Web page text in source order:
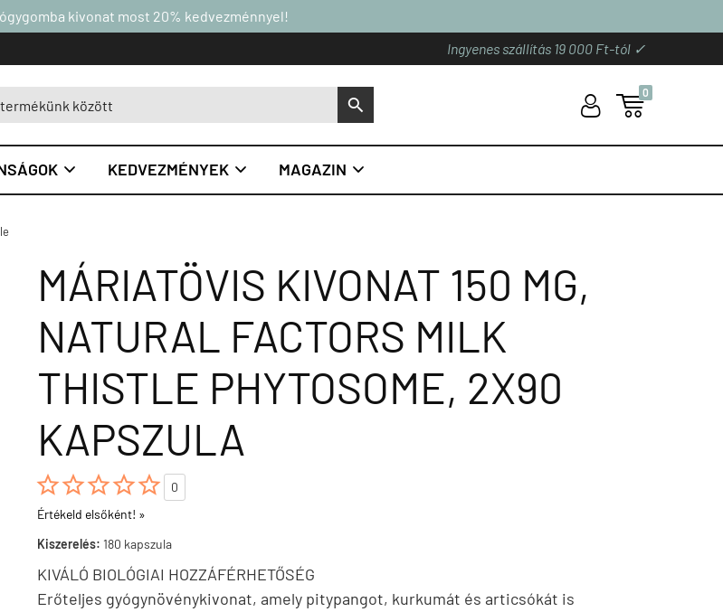
kivonat most 20% kedvezménnyel!
Ingyenes szállítás 19 000 Ft-tól ✓
S U 
0
 KEDVEZMÉNYEK  MAGAZIN 
MÁRIATÖVIS KIVONAT 150 MG,
NATURAL FACTORS MILK
THISTLE PHYTOSOME, 2X90
KAPSZULA

0
Értékeld elsőként! »
Kiszerelés: 180 kapszula
KIVÁLÓ BIOLÓGIAI HOZZÁFÉRHETŐSÉG
Erőteljes gyógynövénykivonat, amely pitypangot, kurkumát és articsókát is